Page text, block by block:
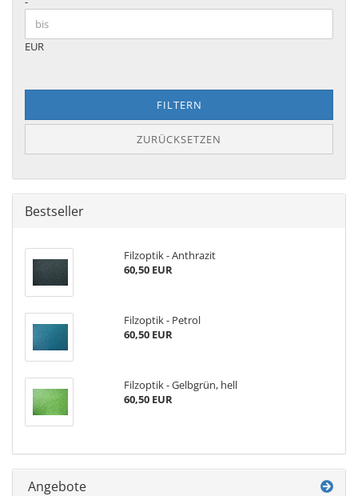
EUR
FILTERN
ZURÜCKSETZEN
Bestseller
Filzoptik - Anthrazit
60,50 EUR
Filzoptik - Petrol
60,50 EUR
Filzoptik - Gelbgrün, hell
60,50 EUR
Angebote